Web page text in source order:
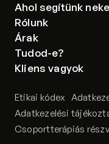
Ahol segítünk
Rólunk
Árak
Tudod-e?
Kliens vagyok
Etikai kódex
Adatkezelési
Csoportterápiás